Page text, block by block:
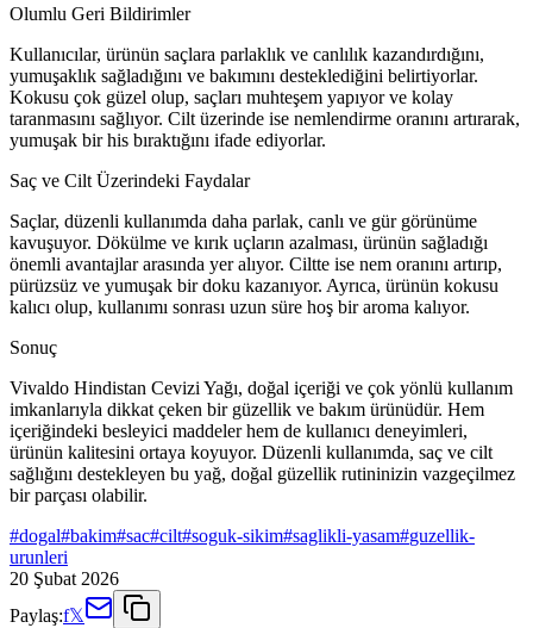
Olumlu Geri Bildirimler
Kullanıcılar, ürünün saçlara parlaklık ve canlılık kazandırdığını,
yumuşaklık sağladığını ve bakımını desteklediğini belirtiyorlar.
Kokusu çok güzel olup, saçları muhteşem yapıyor ve kolay
taranmasını sağlıyor. Cilt üzerinde ise nemlendirme oranını artırarak,
yumuşak bir his bıraktığını ifade ediyorlar.
Saç ve Cilt Üzerindeki Faydalar
Saçlar, düzenli kullanımda daha parlak, canlı ve gür görünüme
kavuşuyor. Dökülme ve kırık uçların azalması, ürünün sağladığı
önemli avantajlar arasında yer alıyor. Ciltte ise nem oranını artırıp,
pürüzsüz ve yumuşak bir doku kazanıyor. Ayrıca, ürünün kokusu
kalıcı olup, kullanımı sonrası uzun süre hoş bir aroma kalıyor.
Sonuç
Vivaldo Hindistan Cevizi Yağı, doğal içeriği ve çok yönlü kullanım
imkanlarıyla dikkat çeken bir güzellik ve bakım ürünüdür. Hem
içeriğindeki besleyici maddeler hem de kullanıcı deneyimleri,
ürünün kalitesini ortaya koyuyor. Düzenli kullanımda, saç ve cilt
sağlığını destekleyen bu yağ, doğal güzellik rutininizin vazgeçilmez
bir parçası olabilir.
#dogal#bakim#sac#cilt#soguk-sikim#saglikli-yasam#guzellik-
urunleri
20 Şubat 2026
Paylaş:f𝕏